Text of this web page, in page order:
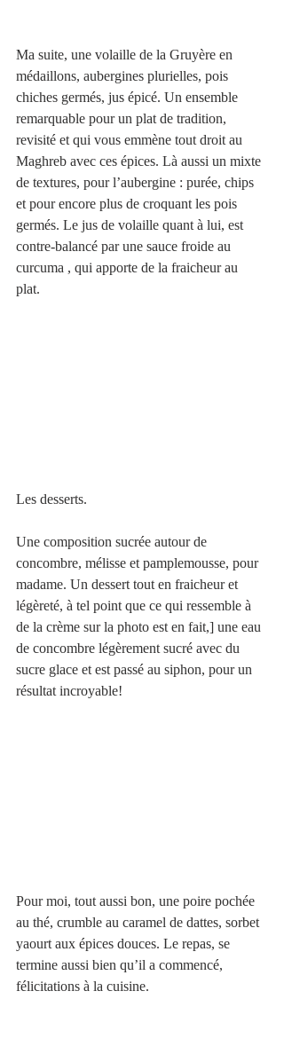
Ma suite, une volaille de la Gruyère en
médaillons, aubergines plurielles, pois
chiches germés, jus épicé. Un ensemble
remarquable pour un plat de tradition,
revisité et qui vous emmène tout droit au
Maghreb avec ces épices. Là aussi un mixte
de textures, pour l’aubergine : purée, chips
et pour encore plus de croquant les pois
germés. Le jus de volaille quant à lui, est
contre-balancé par une sauce froide au
curcuma , qui apporte de la fraicheur au
plat.
Les desserts.
Une composition sucrée autour de
concombre, mélisse et pamplemousse, pour
madame. Un dessert tout en fraicheur et
légèreté, à tel point que ce qui ressemble à
de la crème sur la photo est en fait,] une eau
de concombre légèrement sucré avec du
sucre glace et est passé au siphon, pour un
résultat incroyable!
Pour moi, tout aussi bon, une poire pochée
au thé, crumble au caramel de dattes, sorbet
yaourt aux épices douces. Le repas, se
termine aussi bien qu’il a commencé,
félicitations à la cuisine.